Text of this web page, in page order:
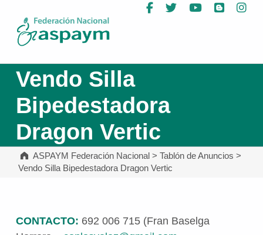
Facebook
TwitterYouTube
Blog
Vendo Silla
Bipedestadora
Dragon Vertic
ASPAYM Federación Nacional >Tablón de Anuncios >
Vendo Silla Bipedestadora Dragon Vertic
CONTACTO: 692 006 715 (Fran Baselga